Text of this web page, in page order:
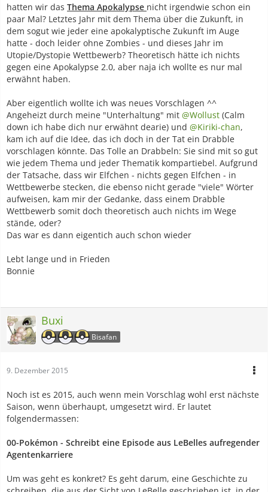
hatten wir das Thema Apokalypse nicht irgendwie schon ein
paar Mal? Letztes Jahr mit dem Thema über die Zukunft, in
dem sogut wie jeder eine apokalyptische Zukunft im Auge
hatte - doch leider ohne Zombies - und dieses Jahr im
Utopie/Dystopie Wettbewerb? Theoretisch hätte ich nichts
gegen eine Apokalypse 2.0, aber naja ich wollte es nur mal
erwähnt haben.
Aber eigentlich wollte ich was neues Vorschlagen ^^
Angeheizt durch meine "Unterhaltung" mit @Wollust (Calm
down ich habe dich nur erwähnt dearie) und @Kiriki-chan,
kam ich auf die Idee, das ich doch in der Tat ein Drabble
vorschlagen könnte. Das Tolle an Drabbeln: Sie sind mit so gut
wie jedem Thema und jeder Thematik kompartiebel. Aufgrund
der Tatsache, dass wir Elfchen - nichts gegen Elfchen - in
Wettbewerbe stecken, die ebenso nicht gerade "viele" Wörter
aufweisen, kam mir der Gedanke, dass einem Drabble
Wettbewerb somit doch theoretisch auch nichts im Wege
stände, oder?
Das war es dann eigentich auch schon wieder
Lebt lange und in Frieden
Bonnie
Buxi
Bisafan
9. Dezember 2015
Noch ist es 2015, auch wenn mein Vorschlag wohl erst nächste
Saison, wenn überhaupt, umgesetzt wird. Er lautet
folgendermassen:
00-Pokémon - Schreibt eine Episode aus LeBelles aufregender
Agentenkarriere
Um was geht es konkret? Es geht darum, eine Geschichte zu